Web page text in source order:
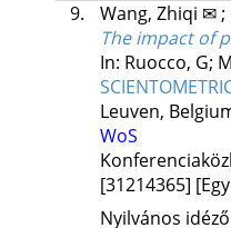
9.
Wang, Zhiqi ✉;
The impact of
In: Ruocco, G;
Leuven,
WoS
[31214365]
Nyilvános